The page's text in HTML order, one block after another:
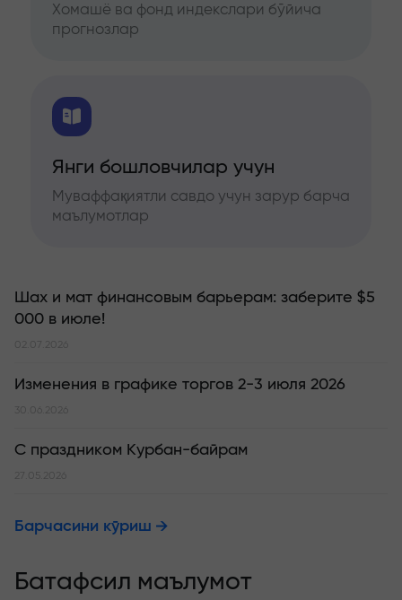
Хомашё ва фонд индекслари бўйича
прогнозлар
Янги бошловчилар учун
Муваффақиятли савдо учун зарур барча
маълумотлар
Шах и мат финансовым барьерам: заберите $5
000 в июле!
02.07.2026
Изменения в графике торгов 2-3 июля 2026
30.06.2026
С праздником Курбан-байрам
27.05.2026
Барчасини кўриш
Батафсил маълумот